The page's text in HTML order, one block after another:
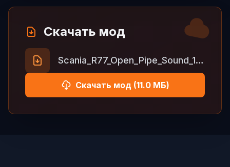
Скачать мод
Scania_R77_Open_Pipe_Sound_1.4.zip
Скачать мод (11.0 МБ)